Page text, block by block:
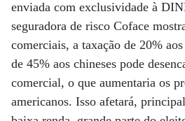
enviada com exclusividade à
seguradora de risco Coface
comerciais, a taxação de 20%
de 45% aos chineses pode
comercial, o que aumentaria os
americanos. Isso afetará,